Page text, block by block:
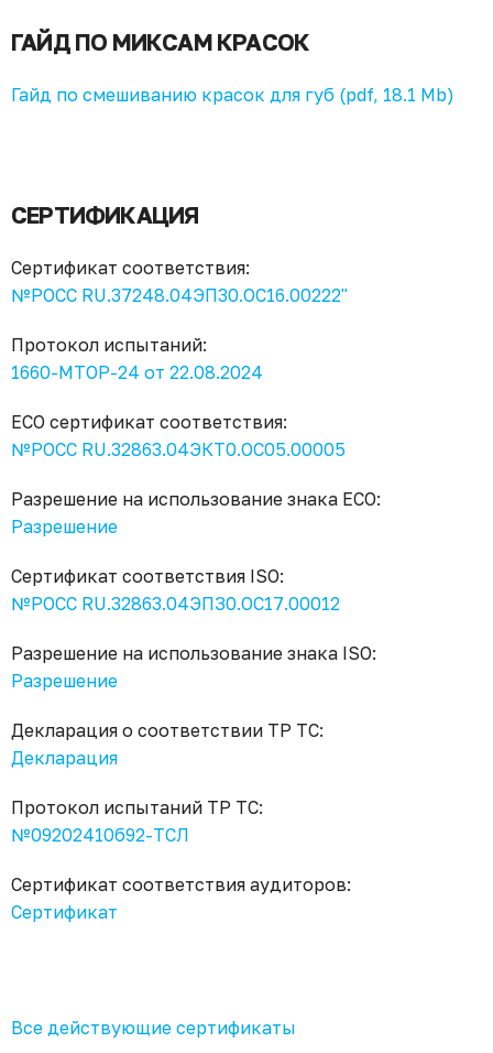
ГАЙД ПО МИКСАМ КРАСОК
Гайд по смешиванию красок для губ (pdf, 18.1 Mb)
СЕРТИФИКАЦИЯ
Сертификат соответствия:
№РОСС RU.37248.04ЭП30.ОС16.00222"
Протокол испытаний:
1660-МТОР-24 от 22.08.2024
ECO сертификат соответствия:
№РОСС RU.32863.04ЭКТ0.ОС05.00005
Разрешение на использование знака ECO:
Разрешение
Сертификат соответствия ISO:
№РОСС RU.32863.04ЭПЗ0.ОС17.00012
Разрешение на использование знака ISO:
Разрешение
Декларация о соответствии ТР ТС:
Декларация
Протокол испытаний ТР ТС:
№09202410б92-ТСЛ
Сертификат соответствия аудиторов:
Сертификат
Все действующие сертификаты